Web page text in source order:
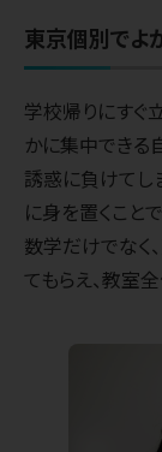
東京個別でよ
学校帰りにすぐ
かに集中できる
誘惑に負けてし
に身を置くこと
数学だけでなく
てもらえ、教室